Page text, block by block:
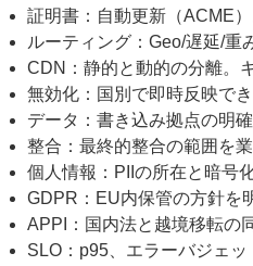
証明書：自動更新（ACME）
ルーティング：Geo/遅延/重
CDN：静的と動的の分離。
無効化：国別で即時反映でき
データ：書き込み拠点の明
整合：最終的整合の範囲を業
個人情報：PIIの所在と暗号
GDPR：EU内保管の方針を
APPI：国内法と越境移転の
SLO：p95、エラーバジェッ